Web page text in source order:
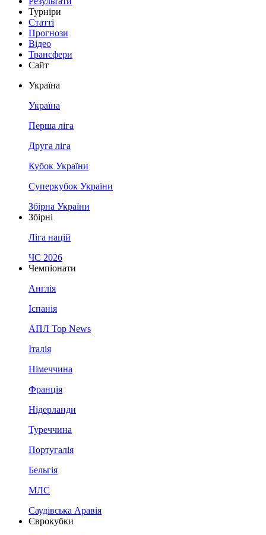
Турніри
Статті
Прогнози
Відео
Трансфери
Сайт
Україна
Україна
Перша ліга
Друга ліга
Кубок України
Суперкубок України
Збірна України
Збірні
Ліга націй
ЧС 2026
Чемпіонати
Англія
Іспанія
АПЛ Top News
Італія
Німеччина
Франція
Нідерланди
Туреччина
Португалія
Бельгія
МЛС
Саудівська Аравія
Єврокубки